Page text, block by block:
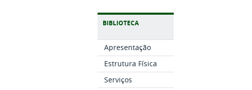
BIBLIOTECA
Apresentação
Estrutura Física
Serviços